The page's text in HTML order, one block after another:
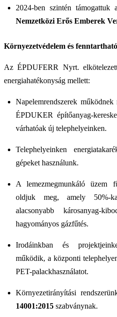
2024-ben szintén támogattuk
Nemzetközi Erős Emberek
Környezetvédelem és
Az ÉPDUFERR Nyrt.
energiahatékonyság mellett:
Napelemrendszerek
ÉPDUKER építőanyag-
várhatóak új telephelyeinken.
Telephelyeinken
gépeket használunk.
A lemezmegmunkáló üzem
oldjuk meg, amely 50%-
alacsonyabb károsanyag-
hagyományos gázfűtés.
Irodáinkban és
működik, a központi
PET-palackhasználatot.
Környezetirányítási
14001:2015 szabványnak.